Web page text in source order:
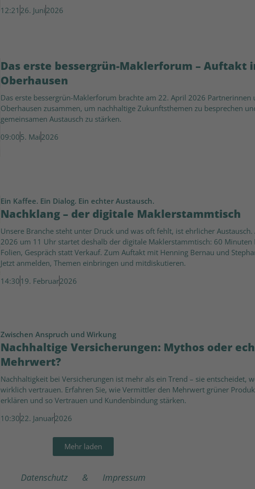
12:21 26. Juni2026
Das erste bessergrün-Maklerforum – Auftakt
Oberhausen
Das erste bessergrün-Maklerforum brachte am 22. April 2026 Partnerinnen
Oberhausen zusammen, um nachhaltige Zukunftsthemen zu besprechen
gemeinsamen Austausch zu stärken.
09:005. Mai2026
Ein Kaffee. Ein Dialog. Ein echter Austausch.
Nachklang – der digitale Maklerstammtisch
Unsere Branche steht unter Druck und was oft fehlt, ist ehrlicher Austausch.
2026 um 11 Uhr startet deshalb der digitale Maklerstammtisch: 60 Minuten
Folien, Gespräch statt Verkauf. Zum Auftakt mit Henning Bernau und
Jetzt anmelden, Themen einbringen und mitdiskutieren.
14:3019. Februar2026
Zwischen Anspruch und Wirkung
Nachhaltige Versicherungen: Mythos oder
Mehrwert?
Nachhaltigkeit bei Versicherungen ist mehr als ein Trend – sie entscheidet,
wirklich vertrauen. Erfahren Sie, wie Vermittler den Mehrwert grüner
erklären und so Vertrauen und Kundenbindung stärken.
10:3022. Januar2026
Mehr laden
Datenschutz & Impressum